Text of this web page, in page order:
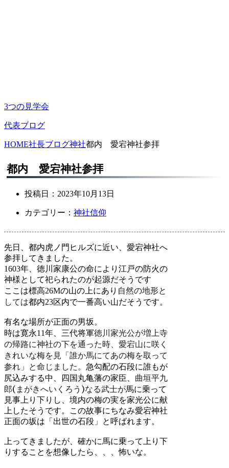
3つの見学会
代表ブログ
HOME社長ブログ神社都内 愛宕神社参拝
都内 愛宕神社参拝
投稿日： 2023年10月13日
カテゴリー： 神社信仰
先日、都内虎ノ門ヒルズに近い、愛宕神社へ
参拝してきました。
1603年、徳川家康公の命により江戸の防火の
神様として祀られたのが起源だそうです
ここは標高26Mの山の上にあり 自然の地形と
しては都内23区内で一番高い山だそうです。
有名な場所が正面の男坂。
時は寛永11年、三代将軍徳川家光公が増上寺
の帰路に神社の下を通った時、愛宕山に咲く
きれいな梅を見「誰か馬にてあの梅を取って
参れ」と命じました。
急勾配の石段に誰もが
尻込みする中、四国丸亀藩の家臣、 曲垣平九
郎(まがきへいくろう)なる武士が馬に乗って
見事上り下りし、境内の梅の実を家光公に献
上したそうです。この故事にちなみ愛宕神社
正面の坂は「出世の石段」と呼ばれます。
上ってきましたが、確かに馬に乗って上り下
りすることを想像したら、、、怖いな。